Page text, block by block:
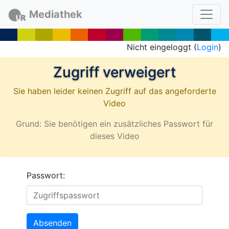
Mediathek
Nicht eingeloggt (Login)
Zugriff verweigert
Sie haben leider keinen Zugriff auf das angeforderte
Video
Grund: Sie benötigen ein zusätzliches Passwort für
dieses Video
Passwort:
Absenden